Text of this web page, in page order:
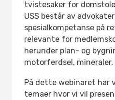
tvistesaker for
USS består av
spesialkompetanse på
relevante for
herunder plan- og
motorferdsel,
På dette webinaret har
temaer hvor vi vil